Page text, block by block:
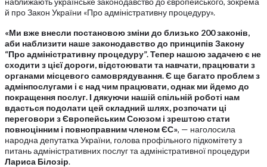
й про Закон України «Про адміністративну процедуру».
«Ми вже внесли постановою зміни до близько 200 законів,
аби наблизити наше законодавство до принципів Закону
“Про адміністративну процедуру”. Тепер нашою задачею є не
сходити з цієї дороги, відстоювати та навчати, працювати з
органами місцевого самоврядування. Є ще багато проблем з
адмінпослугами і є над чим працювати, однак ми йдемо до
покращення послуг. І дякуючи нашій спільній роботі нам
вдасться подолати цей складний шлях, розпочати ці
переговори з Європейським Союзом і зрештою стати
повноцінним і повноправним членом ЄС», — наголосила
народна депутатка України, голова профільного підкомітету з
питань адміністративних послуг та адміністративної процедури
Лариса Білозір.